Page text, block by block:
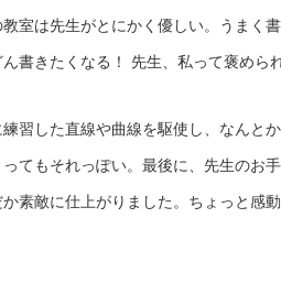
室は先生がとにかく優しい。うまく
書きたくなる！ 先生、私って褒めら
練習した直線や曲線を駆使し、なん
てもそれっぽい。最後に、先生のお
素敵に仕上がりました。ちょっと感動